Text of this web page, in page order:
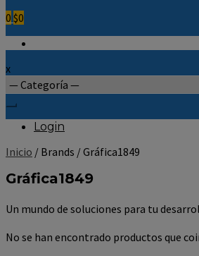
0 $0
x
Login
Inicio / Brands / Gráfica1849
Gráfica1849
Un mundo de soluciones para tu
No se han encontrado productos que